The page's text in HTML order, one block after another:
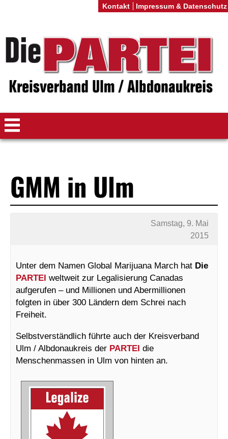
GMM in Ulm
Samstag, 9. Mai
2015
Unter dem Namen Global Marijuana March hat Die
PARTEI weltweit zur Legalisierung Canadas
aufgerufen – und Millionen und Abermillionen
folgten in über 300 Ländern dem Schrei nach
Freiheit.
Selbstverständlich führte auch der Kreisverband
Ulm / Albdonaukreis der PARTEI die
Menschenmassen in Ulm von hinten an.
Kontakt Impressum & Datenschutz